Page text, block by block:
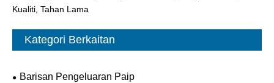
Kualiti, Tahan Lama
Kategori Berkaitan
Barisan Pengeluaran Paip